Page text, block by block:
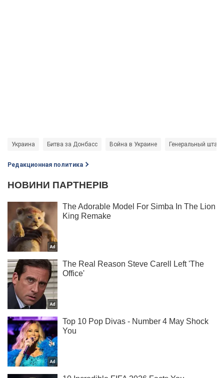
Украина Битва за Донбасс Война в Украине Генеральный штаб
Редакционная политика